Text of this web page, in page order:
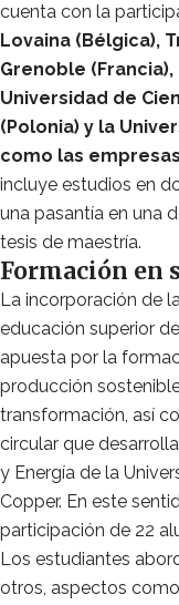
cuenta con la
Lovaina (Bélgica),
Grenoble (Francia),
Universidad de
(Polonia) y la
como las
incluye estudios en
una pasantía en una
tesis de maestría.
Formación en
La incorporación de
educación superior
apuesta por la
producción
transformación, así
circular que
y Energía de la
Copper. En este
participación de 22
Los estudiantes
otros, aspectos